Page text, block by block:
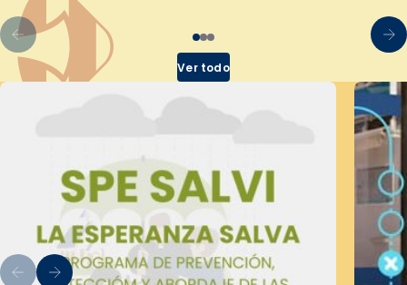
Ver todo